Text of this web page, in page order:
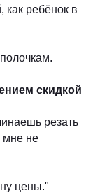
как ребёнок в
скидкой
резать
мне не
цены."